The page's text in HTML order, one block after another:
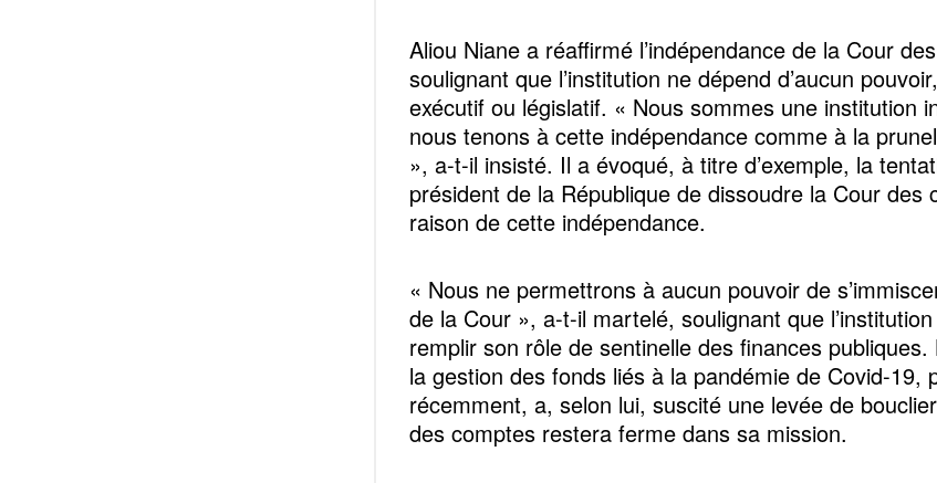
Aliou Niane a réaffirmé l’indépendance de la Cour
soulignant que l’institution ne dépend d’aucun
exécutif ou législatif. « Nous sommes une institution
nous tenons à cette indépendance comme à la
», a-t-il insisté. Il a évoqué, à titre d’exemple, la
président de la République de dissoudre la Cour des
raison de cette indépendance.
« Nous ne permettrons à aucun pouvoir de
de la Cour », a-t-il martelé, soulignant que
remplir son rôle de sentinelle des finances
la gestion des fonds liés à la pandémie de Covid-19,
récemment, a, selon lui, suscité une levée de
des comptes restera ferme dans sa mission.